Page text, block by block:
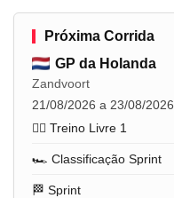
Próxima Corrida
GP da Holanda
Zandvoort
21/08/2026 a 23/08/2026
🏋️‍♂️ Treino Livre 1
🏎️ Classificação Sprint
🏁 Sprint